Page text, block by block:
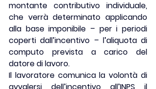
montante contributivo individuale,
che verrà determinato applicando
alla base imponibile – per i periodi
coperti dall’incentivo – l’aliquota di
computo prevista a carico del
datore di lavoro.
Il lavoratore comunica la volontà di
avvalersi dell’incentivo all’INPS il